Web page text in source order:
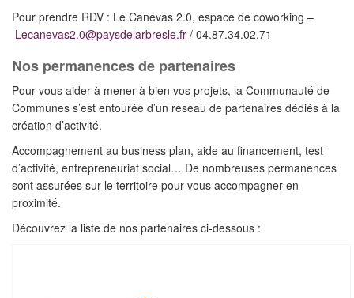
Pour prendre RDV : Le Canevas 2.0, espace de coworking –
Lecanevas2.0@paysdelarbresle.fr / 04.87.34.02.71
Nos permanences de partenaires
Pour vous aider à mener à bien vos projets, la Communauté de
Communes s’est entourée d’un réseau de partenaires dédiés à la
création d’activité.
Accompagnement au business plan, aide au financement, test
d’activité, entrepreneuriat social… De nombreuses permanences
sont assurées sur le territoire pour vous accompagner en
proximité.
Découvrez la liste de nos partenaires ci-dessous :